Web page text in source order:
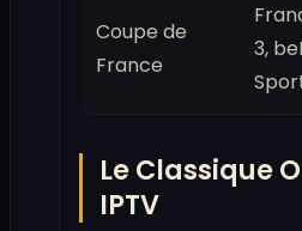
Coupe de
France
3,
Le Classique
IPTV